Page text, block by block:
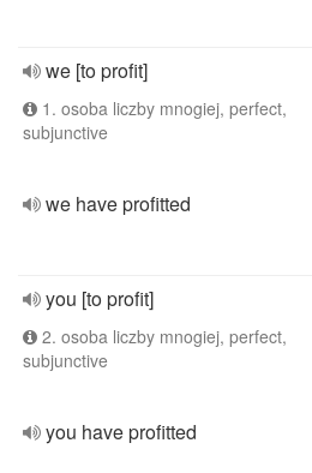
we [to profit]
1. osoba liczby mnogiej, perfect,
subjunctive
we have profitted
you [to profit]
2. osoba liczby mnogiej, perfect,
subjunctive
you have profitted